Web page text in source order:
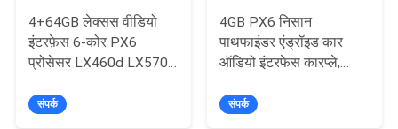
4+64GB लेक्सस वीडियो
इंटरफ़ेस 6-कोर PX6
प्रोसेसर LX460d LX570
CarPlay के साथ जॉयस्टिक
संपर्क
4GB PX6 निसान
पाथफाइंडर एंड्रॉइड कार
ऑडियो इंटरफेस कारप्ले,
साथ आर्मडा
संपर्क